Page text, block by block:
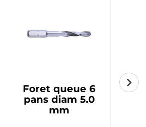
Foret queue 6
pans diam 5.0
mm